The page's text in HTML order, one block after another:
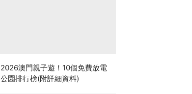
2026澳門親子遊！10個免費放電
公園排行榜(附詳細資料)